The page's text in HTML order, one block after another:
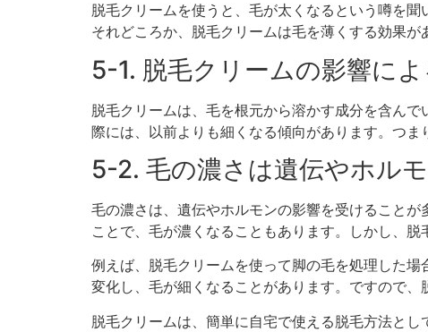
脱毛クリームを使うと、毛が太くなるという噂を
それどころか、脱毛クリームは毛を薄くする効果が
5-1. 脱毛クリームの影響に
脱毛クリームは、毛を根元から溶かす成分を含ん
際には、以前よりも細くなる傾向があります。つま
5-2. 毛の濃さは遺伝やホル
毛の濃さは、遺伝やホルモンの影響を受けること
ことで、毛が濃くなることもあります。しかし、
例えば、脱毛クリームを使って脚の毛を処理した
変化し、毛が細くなることがあります。ですので、
脱毛クリームは、簡単に自宅で使える脱毛方法と